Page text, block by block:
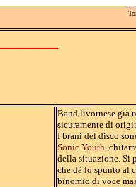
Band livornese già
sicuramente di
I brani del disco
Sonic Youth,
della situazione. Si
che dà lo spunto al
binomio di voce